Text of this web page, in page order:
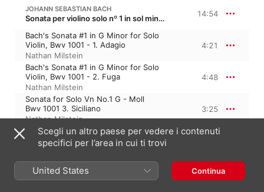
JOHANN SEBASTIAN BACH
Sonata per violino solo nº 1 in sol minore, BWV 1001 14:54
Bach's Sonata #1 in G Minor for Solo
Violin, Bwv 1001 - 1. Adagio
Nathan Milstein
4:21
Bach's Sonata #1 in G Minor for Solo
Violin, Bwv 1001 - 2. Fuga
Nathan Milstein
4:48
Sonata for Solo Vn No.1 G - Moll
Bwv 1001 3. Siciliano
Nathan Milstein
3:25
Bach's Sonata #1 in G Minor for Solo
Violin, Bwv 1001 - 4. Presto
Nathan Milstein
JOHANN SEBASTIAN BACH 18:50
Scegli un altro paese per vedere i contenuti
specifici per l’area in cui ti trovi
United States Continua